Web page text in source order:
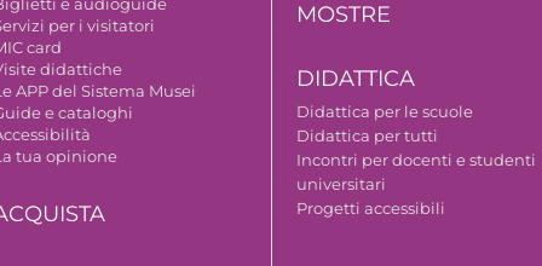
per i visitatori
card
didattiche
APP del Sistema Musei
e cataloghi
tua opinione
MOSTRE
DIDATTICA
Didattica per le scuole
Didattica per tutti
Incontri per docenti e studenti
universitari
Progetti accessibili